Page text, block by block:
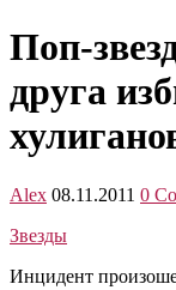
Поп-
друга
Alex 08.11.2011 0
Звезды
Инцидент